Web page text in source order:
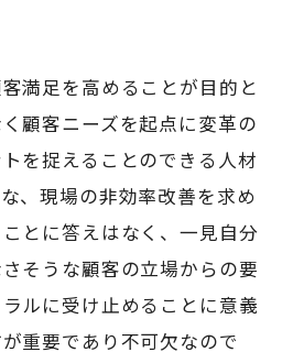
満足を高めることが目的と
顧客ニーズを起点に変革の
を捉えることのできる人材
、現場の非効率改善を求め
とに答えはなく、一見自分
そうな顧客の立場からの要
ルに受け止めることに意義
重要であり不可欠なので